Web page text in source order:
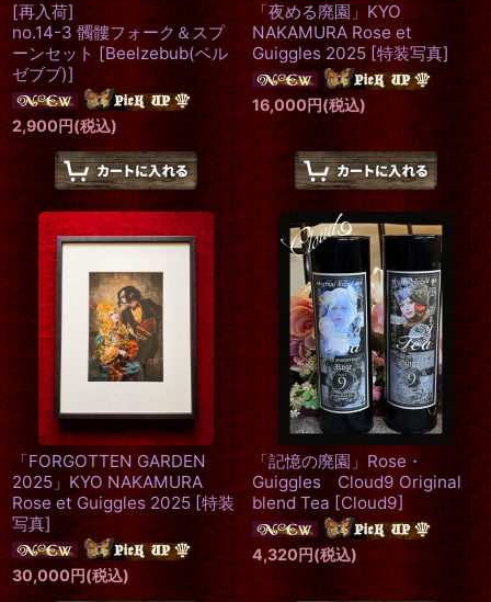
[再入荷]
no.14-3 髑髏フォーク＆スプ
ーンセット [Beelzebub(ベル
ゼブブ)]
2,900円(税込)
「夜める廃園」KYO
NAKAMURA Rose et
Guiggles 2025 [特装写真]
16,000円(税込)
「FORGOTTEN GARDEN
2025」KYO NAKAMURA
Rose et Guiggles 2025 [特装
写真]
30,000円(税込)
「記憶の廃園」Rose・
Guiggles Cloud9 Original
blend Tea [Cloud9]
4,320円(税込)